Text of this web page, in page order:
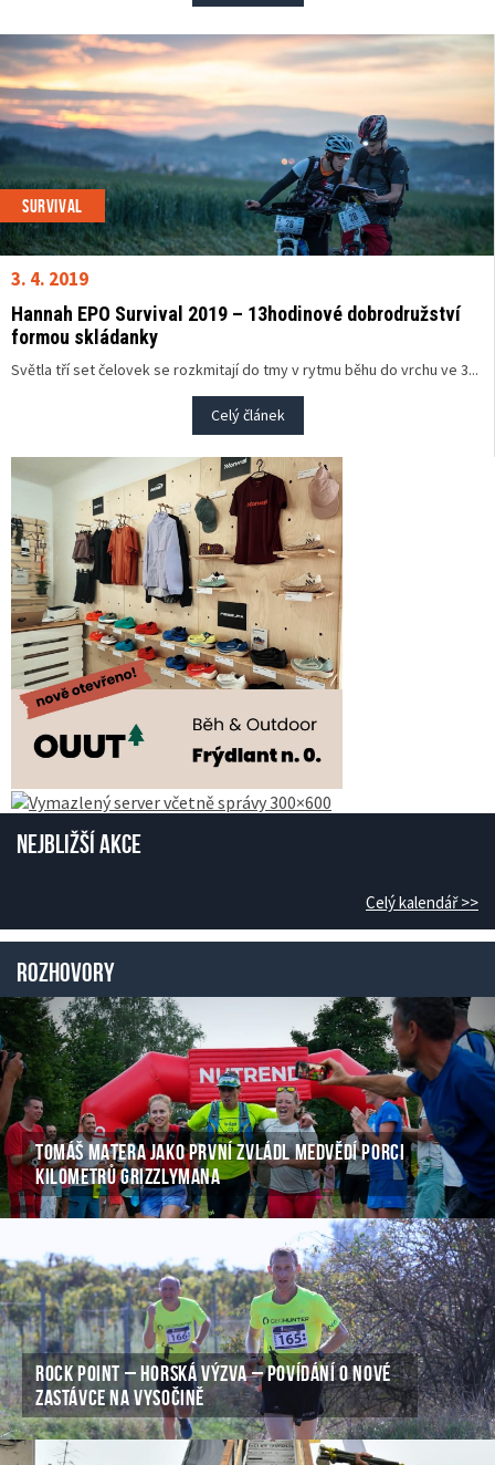
SURVIVAL
3. 4. 2019
Hannah EPO Survival 2019 – 13hodinové dobrodružství
formou skládanky
Světla tří set čelovek se rozkmitají do tmy v rytmu běhu do vrchu ve 3...
Celý článek
Nejbližší akce
Celý kalendář >>
Rozhovory
TOMÁŠ MATERA JAKO PRVNÍ ZVLÁDL MEDVĚDÍ PORCI
KILOMETRŮ GRIZZLYMANA
ROCK POINT – HORSKÁ VÝZVA – POVÍDÁNÍ O NOVÉ
ZASTÁVCE NA VYSOČINĚ